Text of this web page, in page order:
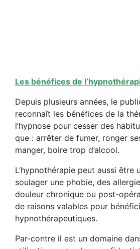
Les bénéfices de
Depuis plusieurs années, le
reconnaît les bénéfices de la
l’hypnose pour cesser des
que : arrêter de fumer, ronger
manger, boire trop d’alcool.
L’hypnothérapie peut aussi être
soulager une phobie, des
douleur chronique ou post-
de raisons valables pour
hypnothérapeutiques.
Par-contre il est un domaine